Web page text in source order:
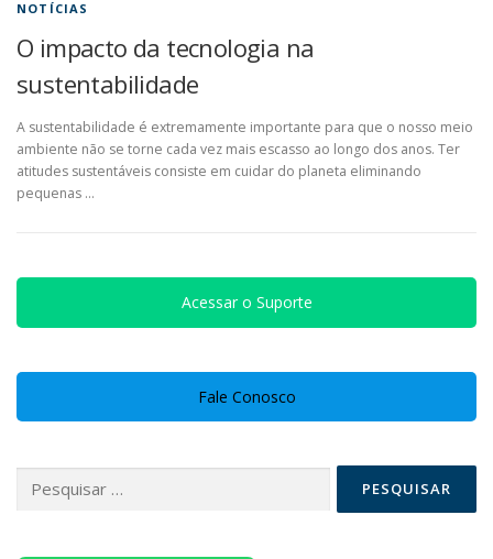
NOTÍCIAS
O impacto da tecnologia na
sustentabilidade
A sustentabilidade é extremamente importante para que o nosso meio
ambiente não se torne cada vez mais escasso ao longo dos anos. Ter
atitudes sustentáveis consiste em cuidar do planeta eliminando
pequenas …
Acessar o Suporte
Fale Conosco
por: